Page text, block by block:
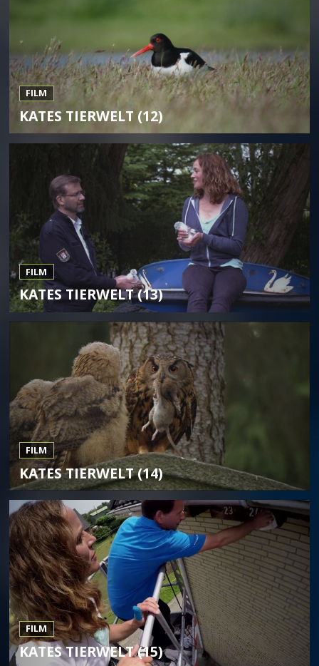
FILM
KATES TIERWELT (12)
FILM
KATES TIERWELT (13)
FILM
KATES TIERWELT (14)
FILM
KATES TIERWELT (15)